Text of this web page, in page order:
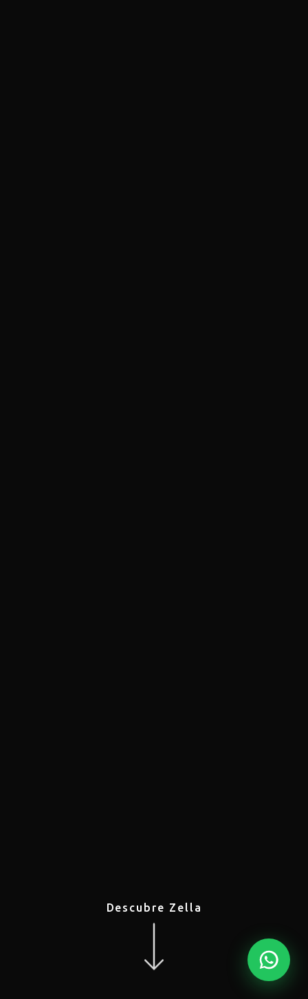
Descubre Zella